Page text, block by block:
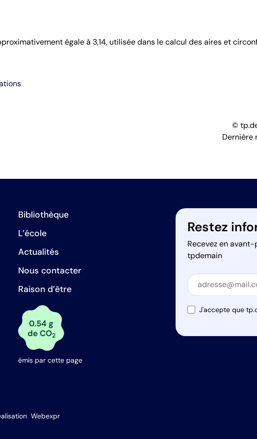
égale à 3,14, utilisée dans le calcul des aires et
©
Dernière
Bibliothèque
L’école
Actualités
Nous contacter
Raison d’être
0.54 g
de CO2
émis par cette page
Restez
Recevez en
tpdemain
Section
Section
J'accepte que
Webexpr
de confidentialité, en garantissant la conformité avec les